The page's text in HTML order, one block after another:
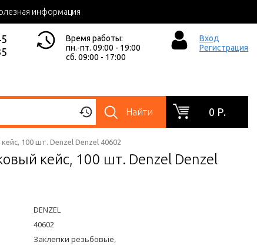
информация
Время работы:
пн.-пт. 09:00 - 19:00
сб. 09:00 - 17:00
Вход
Регистрация
Найти 0 Р.
100 шт. Denzel Denzel 40602
кейс, 100 шт. Denzel Denzel
DENZEL
40602
Заклепки резьбовые,